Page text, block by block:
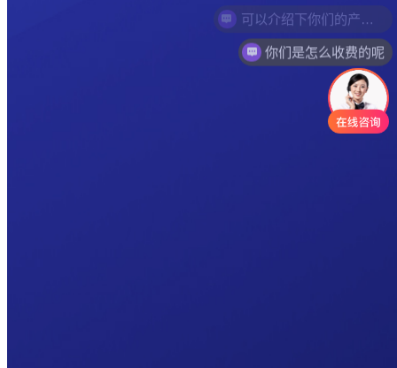
你们是怎么收费的呢